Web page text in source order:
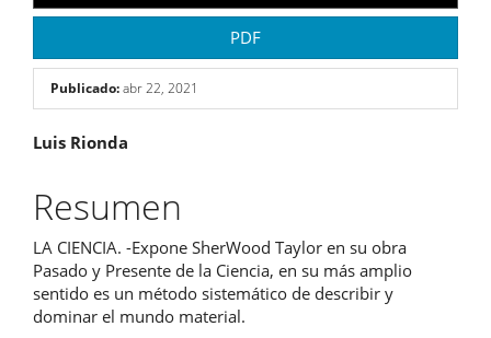
PDF
Publicado:abr 22, 2021
Contenido
principal
del
artículo
Luis Rionda
Resumen
LA CIENCIA. -Expone SherWood Taylor en su obra
Pasado y Presente de la Ciencia, en su más amplio
sentido es un método sistemático de describir y
dominar el mundo material.